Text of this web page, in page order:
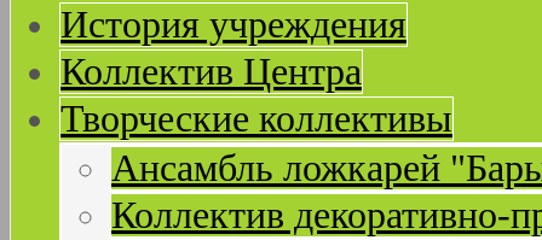
История учреждения
Коллектив Центра
Творческие коллективы
Ансамбль ложкарей
Коллектив декоративно-